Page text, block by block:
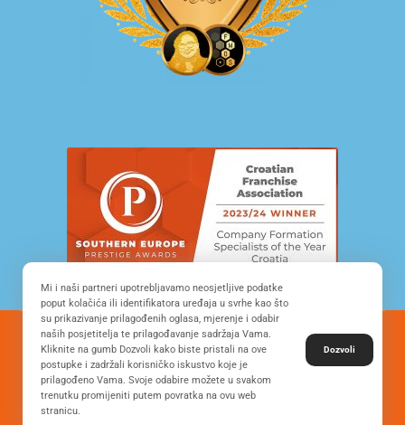
© Copyright 2022. All Rights Reserved - FRANCHISE
DEVELOPMENT CROATIA
Mi i naši partneri upotrebljavamo neosjetljive podatke
poput kolačića ili identifikatora uređaja u svrhe kao što
su prikazivanje prilagođenih oglasa, mjerenje i odabir
naših posjetitelja te prilagođavanje sadržaja Vama.
Kliknite na gumb Dozvoli kako biste pristali na ove
postupke i zadržali korisničko iskustvo koje je
prilagođeno Vama. Svoje odabire možete u svakom
trenutku promijeniti putem povratka na ovu web
stranicu.
Dozvoli